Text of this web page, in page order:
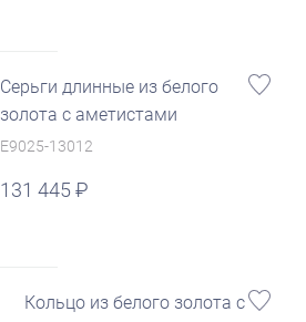
Серьги длинные из белого
золота с аметистами
E9025-13012
131 445
Кольцо из белого золота с